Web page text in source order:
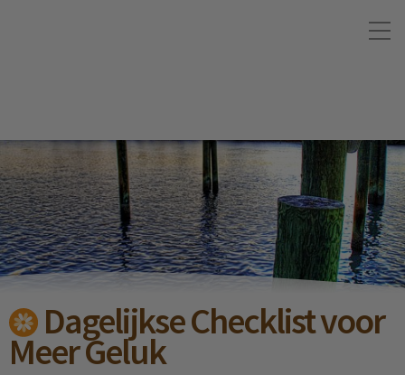
Dagelijkse Checklist voor
Meer Geluk